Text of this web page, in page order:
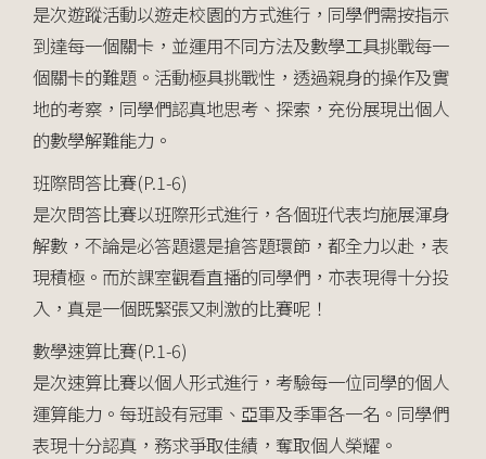
是次遊蹤活動以遊走校園的方式進行，同學們需按指示
到達每一個關卡，並運用不同方法及數學工具挑戰每一
個關卡的難題。活動極具挑戰性，透過親身的操作及實
地的考察，同學們認真地思考、探索，充份展現出個人
的數學解難能力。
班際問答比賽(P.1-6)
是次問答比賽以班際形式進行，各個班代表均施展渾身
解數，不論是必答題還是搶答題環節，都全力以赴，表
現積極。而於課室觀看直播的同學們，亦表現得十分投
入，真是一個既緊張又刺激的比賽呢！
數學速算比賽(P.1-6)
是次速算比賽以個人形式進行，考驗每一位同學的個人
運算能力。每班設有冠軍、亞軍及季軍各一名。同學們
表現十分認真，務求爭取佳績，奪取個人榮耀。